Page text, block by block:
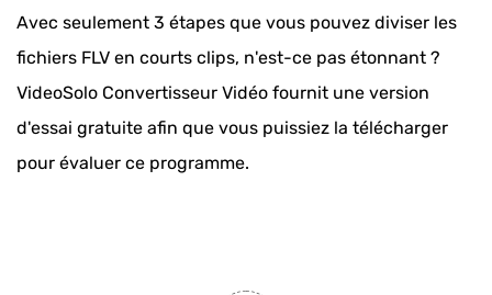
Avec seulement 3 étapes que vous pouvez diviser les
fichiers FLV en courts clips, n'est-ce pas étonnant ?
VideoSolo Convertisseur Vidéo fournit une version
d'essai gratuite afin que vous puissiez la télécharger
pour évaluer ce programme.